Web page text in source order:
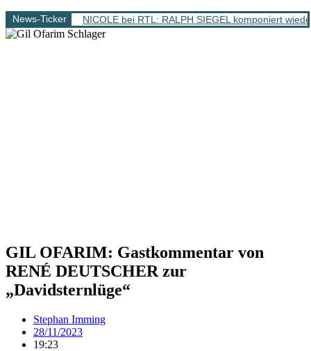
News-Ticker NICOLE bei RTL: RALPH SIEGEL komponiert
GIL OFARIM: Gastkommentar von
RENÉ DEUTSCHER zur
„Davidsternlüge“
Stephan Imming
28/11/2023
19:23